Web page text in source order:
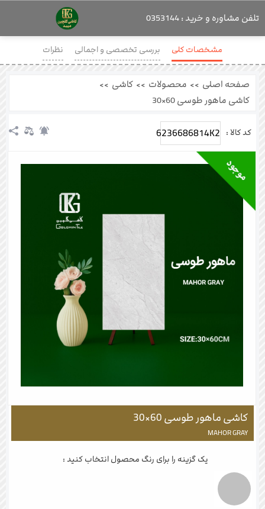
مشخصات کلی بررسی تخصصی و اجمالی نظرات
صفحه اصلی >> محصولات >> کاشی >>
کاشی ماهور طوسی 60×30
کد کالا : 6236686814K2
کاشی ماهور طوسی 60×30
MAHOR GRAY
یک گزینه را برای رنگ محصول انتخاب کنید :
تلفن مشاوره و خرید : 0353144